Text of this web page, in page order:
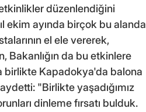
düzenlendiğini
ekim ayında birçok bu alanda
el ele vererek,
Bakanlığın da bu etkinlere
birlikte Kapadokya'da balona
"Birlikte yaşadığımız
dinleme fırsatı bulduk.